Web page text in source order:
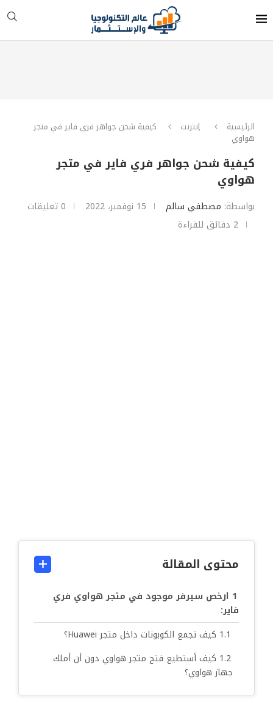
الرئيسية إنترنت كيفية شحن جواهر فري فاير في متجر
هواوي
كيفية شحن جواهر فري فاير في متجر
هواوي
بواسطة: مصطفي سالم 15 نوفمبر، 2022
0 تعليقات
2 دقائق للقراءة
محتوى المقالة
ارخص سيرفر موجود في متجر هواوي فري
فاير:
كيف تجمع الكوبونات داخل متجر Huawei؟
كيف أستطيع فتح متجر هواوي دون أن أملك
جهاز هواوي؟